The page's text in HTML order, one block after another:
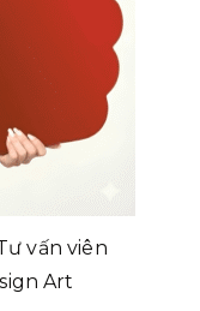
vấn viên
Art